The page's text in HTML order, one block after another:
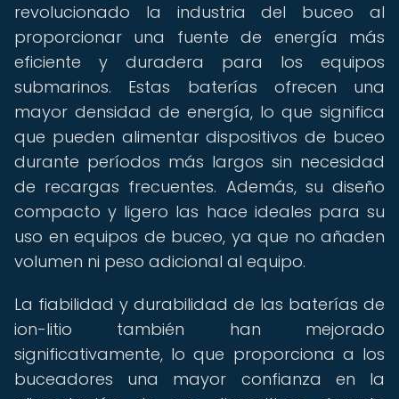
revolucionado la industria del buceo al
proporcionar una fuente de energía más
eficiente y duradera para los equipos
submarinos. Estas baterías ofrecen una
mayor densidad de energía, lo que significa
que pueden alimentar dispositivos de buceo
durante períodos más largos sin necesidad
de recargas frecuentes. Además, su diseño
compacto y ligero las hace ideales para su
uso en equipos de buceo, ya que no añaden
volumen ni peso adicional al equipo.
La fiabilidad y durabilidad de las baterías de
ion-litio también han mejorado
significativamente, lo que proporciona a los
buceadores una mayor confianza en la